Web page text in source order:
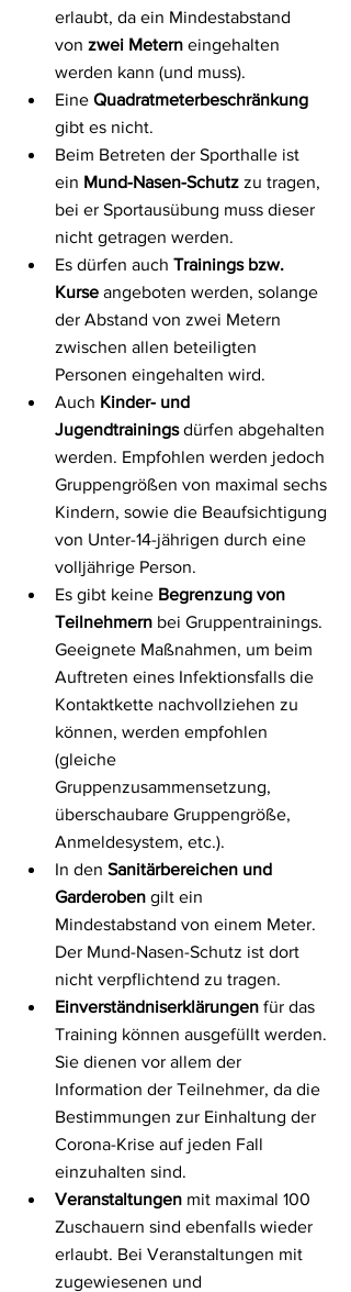
erlaubt, da ein Mindestabstand
von zwei Metern eingehalten
werden kann (und muss).
Eine Quadratmeterbeschränkung
gibt es nicht.
Beim Betreten der Sporthalle ist
ein Mund-Nasen-Schutz zu tragen,
bei er Sportausübung muss dieser
nicht getragen werden.
Es dürfen auch Trainings bzw.
Kurse angeboten werden, solange
der Abstand von zwei Metern
zwischen allen beteiligten
Personen eingehalten wird.
Auch Kinder- und
Jugendtrainings dürfen abgehalten
werden. Empfohlen werden jedoch
Gruppengrößen von maximal sechs
Kindern, sowie die Beaufsichtigung
von Unter-14-jährigen durch eine
volljährige Person.
Es gibt keine Begrenzung von
Teilnehmern bei Gruppentrainings.
Geeignete Maßnahmen, um beim
Auftreten eines Infektionsfalls die
Kontaktkette nachvollziehen zu
können, werden empfohlen
(gleiche
Gruppenzusammensetzung,
überschaubare Gruppengröße,
Anmeldesystem, etc.).
In den Sanitärbereichen und
Garderoben gilt ein
Mindestabstand von einem Meter.
Der Mund-Nasen-Schutz ist dort
nicht verpflichtend zu tragen.
Einverständniserklärungen für das
Training können ausgefüllt werden.
Sie dienen vor allem der
Information der Teilnehmer, da die
Bestimmungen zur Einhaltung der
Corona-Krise auf jeden Fall
einzuhalten sind.
Veranstaltungen mit maximal 100
Zuschauern sind ebenfalls wieder
erlaubt. Bei Veranstaltungen mit
zugewiesenen und